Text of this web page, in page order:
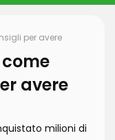
per avere
avere
milioni di